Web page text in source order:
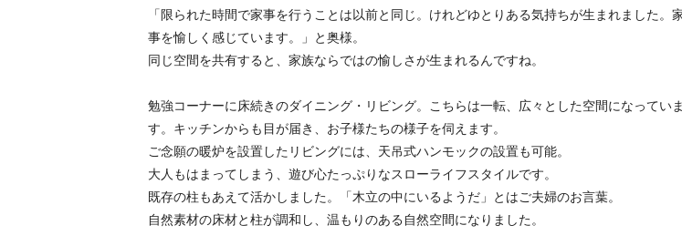
「限られた時間で家事を行うことは以前と同じ。けれどゆとりある気持ちが生まれました。
事を愉しく感じています。」と奥様。
同じ空間を共有すると、家族ならではの愉しさが生まれるんですね。
勉強コーナーに床続きのダイニング・リビング。こちらは一転、広々とした空間になっていま
す。キッチンからも目が届き、お子様たちの様子を伺えます。
ご念願の暖炉を設置したリビングには、天吊式ハンモックの設置も可能。
大人もはまってしまう、遊び心たっぷりなスローライフスタイルです。
既存の柱もあえて活かしました。「木立の中にいるようだ」とはご夫婦のお言葉。
自然素材の床材と柱が調和し、温もりのある自然空間になりました。